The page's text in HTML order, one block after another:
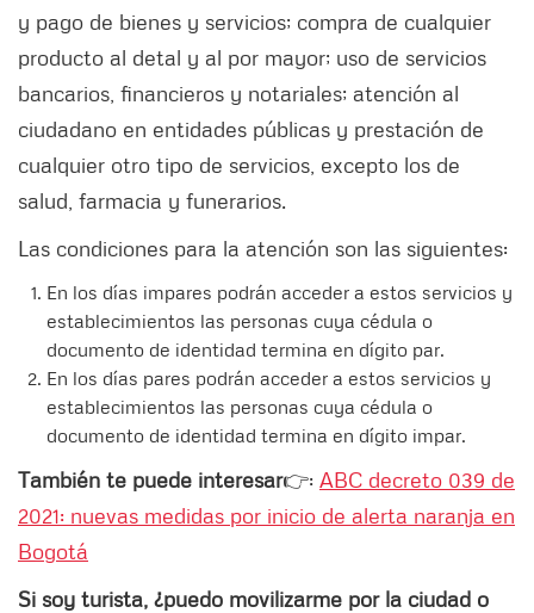
y pago de bienes y servicios; compra de cualquier
producto al detal y al por mayor; uso de servicios
bancarios, financieros y notariales; atención al
ciudadano en entidades públicas y prestación de
cualquier otro tipo de servicios, excepto los de
salud, farmacia y funerarios.
Las condiciones para la atención son las siguientes:
En los días impares podrán acceder a estos servicios y
establecimientos las personas cuya cédula o
documento de identidad termina en dígito par.
En los días pares podrán acceder a estos servicios y
establecimientos las personas cuya cédula o
documento de identidad termina en dígito impar.
También te puede interesar👉: ABC decreto 039 de
2021: nuevas medidas por inicio de alerta naranja en
Bogotá
Si soy turista, ¿puedo movilizarme por la ciudad o